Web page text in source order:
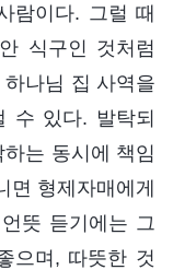
람이다. 그럴 때
식구인 것처럼
나님 집 사역을
수 있다. 발탁되
는 동시에 책임
면 형제자매에게
뜻 듣기에는 그
으며, 따뜻한 것